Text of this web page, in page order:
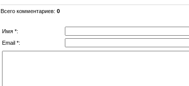
Всего комментариев:0
Имя *:
Email *: